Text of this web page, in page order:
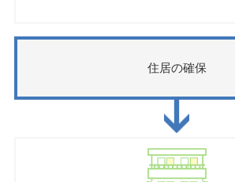
住居の確保